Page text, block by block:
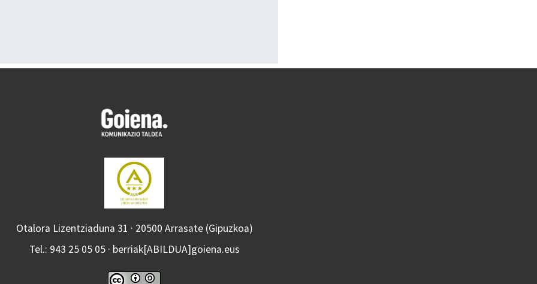
Otalora Lizentziaduna 31 · 20500 Arrasate (Gipuzkoa)
Tel.: 943 25 05 05 · berriak[ABILDUA]goiena.eus